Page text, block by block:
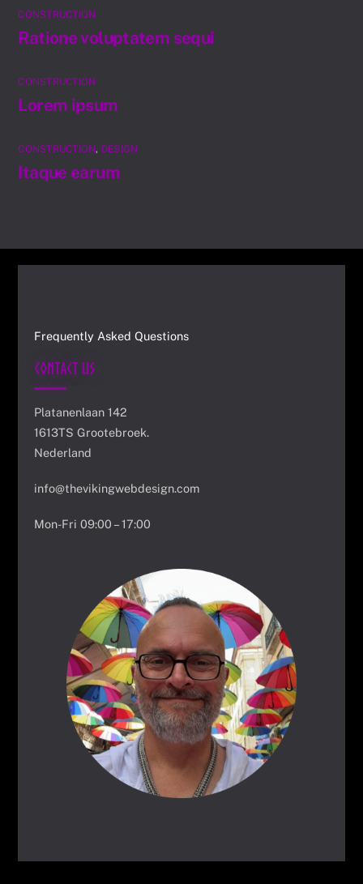
CONSTRUCTION
Ratione voluptatem sequi
CONSTRUCTION
Lorem ipsum
CONSTRUCTION, DESIGN
Itaque earum
Frequently Asked Questions
Contact Us
Platanenlaan 142
1613TS Grootebroek.
Nederland
info@thevikingwebdesign.com
Mon-Fri 09:00 – 17:00